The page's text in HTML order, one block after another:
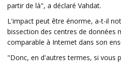
partir de là", a déclaré Vahdat.
L'impact peut être énorme, a-t-il
bissection des centres de données
comparable à Internet dans son
"Donc, en d'autres termes, si vous